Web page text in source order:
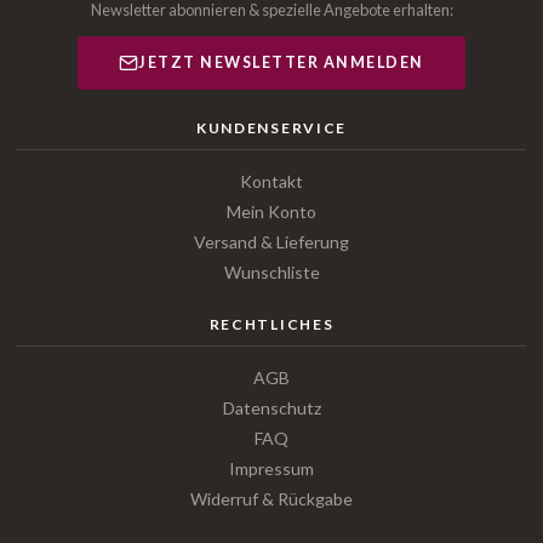
Newsletter abonnieren & spezielle Angebote erhalten:
JETZT NEWSLETTER ANMELDEN
KUNDENSERVICE
Kontakt
Mein Konto
Versand & Lieferung
Wunschliste
RECHTLICHES
AGB
Datenschutz
FAQ
Impressum
Widerruf & Rückgabe